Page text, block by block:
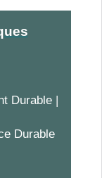
Durable|
Durable